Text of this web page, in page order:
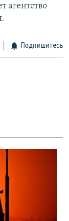
агентство
Подпишитесь